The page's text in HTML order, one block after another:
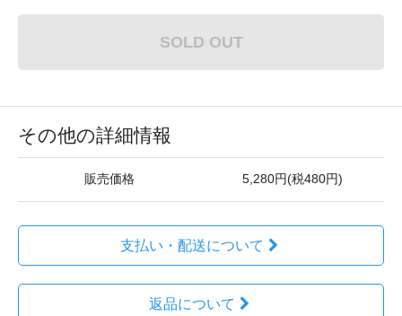
SOLD OUT
その他の詳細情報
販売価格 5,280円(税480円)
支払い・配送について
返品について